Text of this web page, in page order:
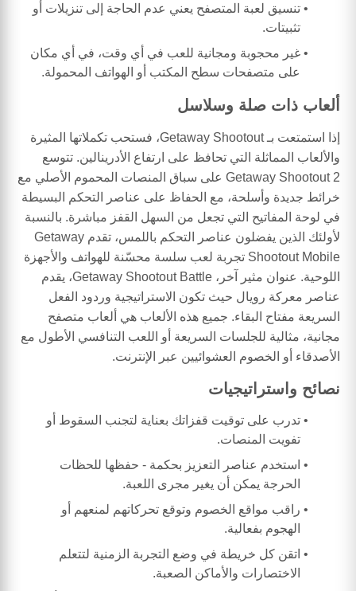
تنسيق لعبة المتصفح يعني عدم الحاجة إلى تنزيلات أو
تثبيتات.
غير محجوبة ومجانية للعب في أي وقت، في أي مكان
على متصفحات سطح المكتب أو الهواتف المحمولة.
ألعاب ذات صلة وسلاسل
إذا استمتعت بـ Getaway Shootout، فستحب تكملاتها المثيرة
والألعاب المماثلة التي تحافظ على ارتفاع الأدرينالين. تتوسع
Getaway Shootout 2 على سباق المنصات المحموم الأصلي مع
خرائط جديدة وأسلحة، مع الحفاظ على عناصر التحكم البسيطة
في لوحة المفاتيح التي تجعل من السهل القفز مباشرة. بالنسبة
لأولئك الذين يفضلون عناصر التحكم باللمس، تقدم Getaway
Shootout Mobile تجربة لعب سلسة محسّنة للهواتف والأجهزة
اللوحية. عنوان مثير آخر، Getaway Shootout Battle، يقدم
عناصر معركة رويال حيث تكون الاستراتيجية وردود الفعل
السريعة مفتاح البقاء. جميع هذه الألعاب هي ألعاب متصفح
مجانية، مثالية للجلسات السريعة أو اللعب التنافسي الأطول مع
الأصدقاء أو الخصوم العشوائيين عبر الإنترنت.
نصائح واستراتيجيات
تدرب على توقيت قفزاتك بعناية لتجنب السقوط أو
تفويت المنصات.
استخدم عناصر التعزيز بحكمة - حفظها للحظات
الحرجة يمكن أن يغير مجرى اللعبة.
راقب مواقع الخصوم وتوقع تحركاتهم لمنعهم أو
الهجوم بفعالية.
اتقن كل خريطة في وضع التجربة الزمنية لتتعلم
الاختصارات والأماكن الصعبة.